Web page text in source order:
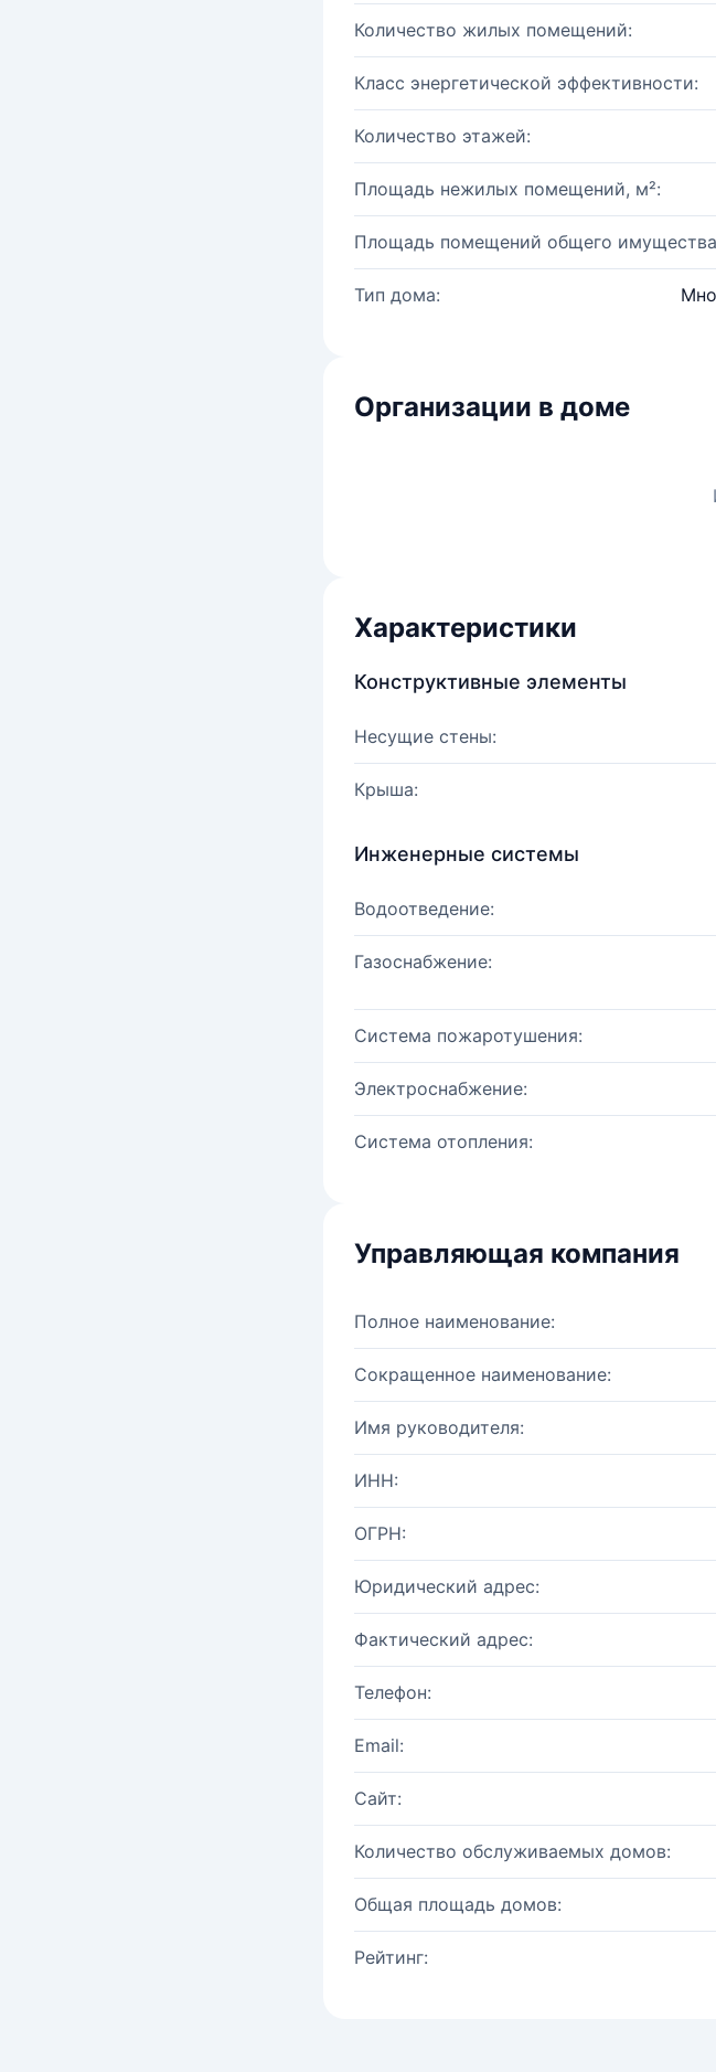
Количество жилых помещений:
Класс энергетической эффективности:
Количество этажей:
Площадь нежилых помещений, м²:
Площадь помещений общего
Тип дома:
Организации в доме
Характеристики
Конструктивные элементы
Несущие стены:
Крыша:
Инженерные системы
Водоотведение:
Газоснабжение:
Система пожаротушения:
Электроснабжение:
Система отопления:
Управляющая компания
Полное наименование:
Сокращенное наименование:
Имя руководителя:
ИНН:
ОГРН:
Юридический адрес:
Фактический адрес:
Телефон:
Email:
Сайт:
Количество обслуживаемых домов:
Общая площадь домов:
Рейтинг: